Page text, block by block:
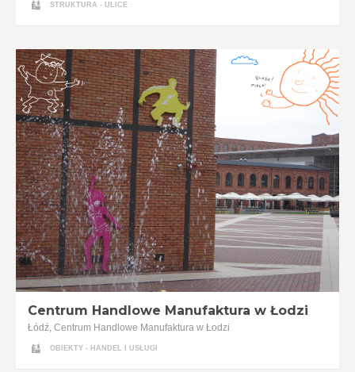
STRUKTURA - ULICE
Centrum Handlowe Manufaktura w Łodzi
Łódź, Centrum Handlowe Manufaktura w Łodzi
OBIEKTY - HANDEL I USŁUGI